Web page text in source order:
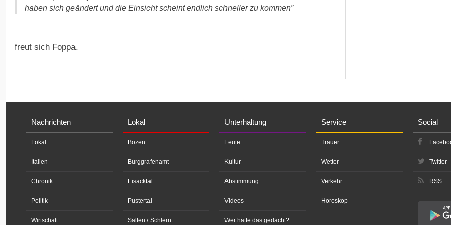
haben sich geändert und die Einsicht scheint endlich schneller zu kommen”
freut sich Foppa.
Nachrichten
Lokal
Italien
Chronik
Politik
Wirtschaft
Lokal
Bozen
Burggrafenamt
Eisacktal
Pustertal
Salten / Schlern
Unterhaltung
Leute
Kultur
Abstimmung
Videos
Wer hätte das gedacht?
Service
Trauer
Wetter
Verkehr
Horoskop
Social
Twitter
RSS